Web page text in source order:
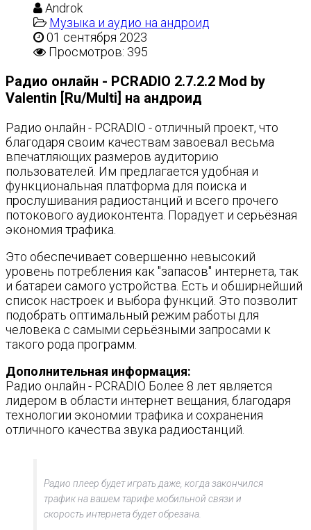
Androk
Музыка и аудио на андроид
01 сентября 2023
Просмотров: 395
Радио онлайн - PCRADIO 2.7.2.2 Mod by
Valentin [Ru/Multi] на андроид
Радио онлайн - PCRADIO - отличный проект, что
благодаря своим качествам завоевал весьма
впечатляющих размеров аудиторию
пользователей. Им предлагается удобная и
функциональная платформа для поиска и
прослушивания радиостанций и всего прочего
потокового аудиоконтента. Порадует и серьёзная
экономия трафика.
Это обеспечивает совершенно невысокий
уровень потребления как "запасов" интернета, так
и батареи самого устройства. Есть и обширнейший
список настроек и выбора функций. Это позволит
подобрать оптимальный режим работы для
человека с самыми серьёзными запросами к
такого рода программ.
Дополнительная информация:
Радио онлайн - PCRADIO Более 8 лет является
лидером в области интернет вещания, благодаря
технологии экономии трафика и сохранения
отличного качества звука радиостанций.
Радио плеер будет играть даже, когда закончился
трафик на вашем тарифе мобильной связи и
скорость интернета будет обрезана.